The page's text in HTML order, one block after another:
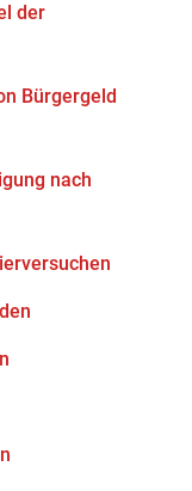
der
Bürgergeld
nach